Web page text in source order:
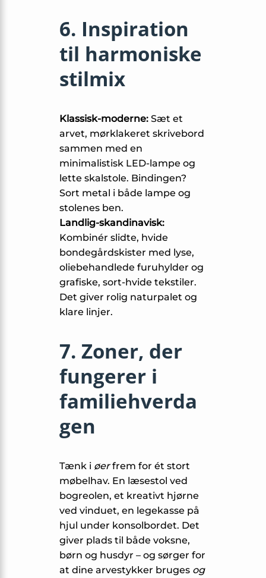
6. Inspiration
til harmoniske
stilmix
Klassisk-moderne: Sæt et
arvet, mørklakeret skrivebord
sammen med en
minimalistisk LED-lampe og
lette skalstole. Bindingen?
Sort metal i både lampe og
stolenes ben.
Landlig-skandinavisk:
Kombinér slidte, hvide
bondegårdskister med lyse,
oliebehandlede furu­hylder og
grafiske, sort-hvide tekstiler.
Det giver rolig naturpalet og
klare linjer.
7. Zoner, der
fungerer i
familiehverda
gen
Tænk i øerfrem for ét stort
møbelhav. En læsestol ved
bogreolen, et kreativt hjørne
ved vinduet, en legekasse på
hjul under konsolbordet. Det
giver plads til både voksne,
børn og husdyr – og sørger for
at dine arvestykker bruges og